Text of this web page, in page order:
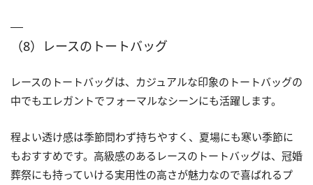
（8）レースのトートバッグ
レースのトートバッグは、カジュアルな印象のトートバッグの
中でもエレガントでフォーマルなシーンにも活躍します。
程よい透け感は季節問わず持ちやすく、夏場にも寒い季節に
もおすすめです。高級感のあるレースのトートバッグは、冠婚
葬祭にも持っていける実用性の高さが魅力なので喜ばれるプ